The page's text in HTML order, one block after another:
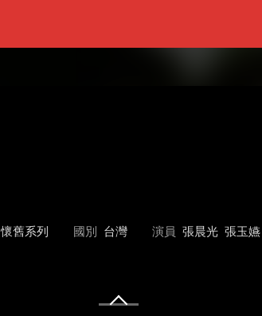
懷舊系列 國別 台灣 演員 張晨光 張玉嬿